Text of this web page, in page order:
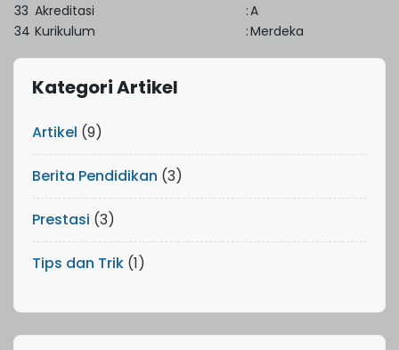
33 Akreditasi :A
34 Kurikulum :Merdeka
Kategori Artikel
Artikel (9)
Berita Pendidikan (3)
Prestasi (3)
Tips dan Trik (1)